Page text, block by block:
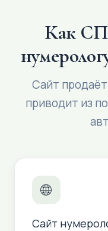
Как
Сайт
приводит из
🌐
Сайт